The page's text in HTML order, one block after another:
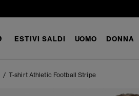
ESTIVI SALDI UOMO DONNA
T-shirt Athletic Football Stripe